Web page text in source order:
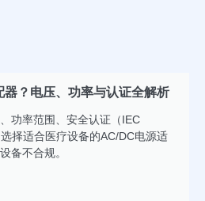
？电压、功率与认证全解析
功率范围、安全认证（IEC
择适合医疗设备的AC/DC电源适
备不合规。